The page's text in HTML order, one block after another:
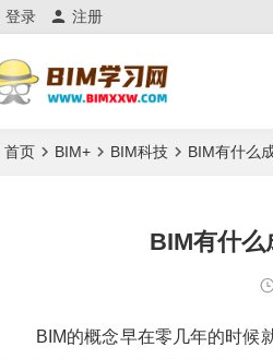
登录 注册
首页 BIM+ BIM科技 BIM有什么
BIM有什么
BIM的概念早在零几年的时候